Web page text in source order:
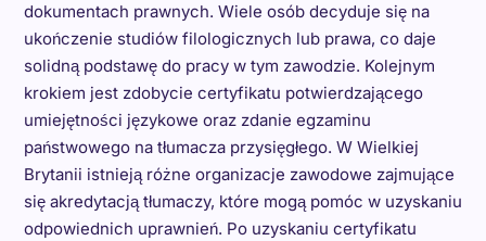
dokumentach prawnych. Wiele osób decyduje się na
ukończenie studiów filologicznych lub prawa, co daje
solidną podstawę do pracy w tym zawodzie. Kolejnym
krokiem jest zdobycie certyfikatu potwierdzającego
umiejętności językowe oraz zdanie egzaminu
państwowego na tłumacza przysięgłego. W Wielkiej
Brytanii istnieją różne organizacje zawodowe zajmujące
się akredytacją tłumaczy, które mogą pomóc w uzyskaniu
odpowiednich uprawnień. Po uzyskaniu certyfikatu